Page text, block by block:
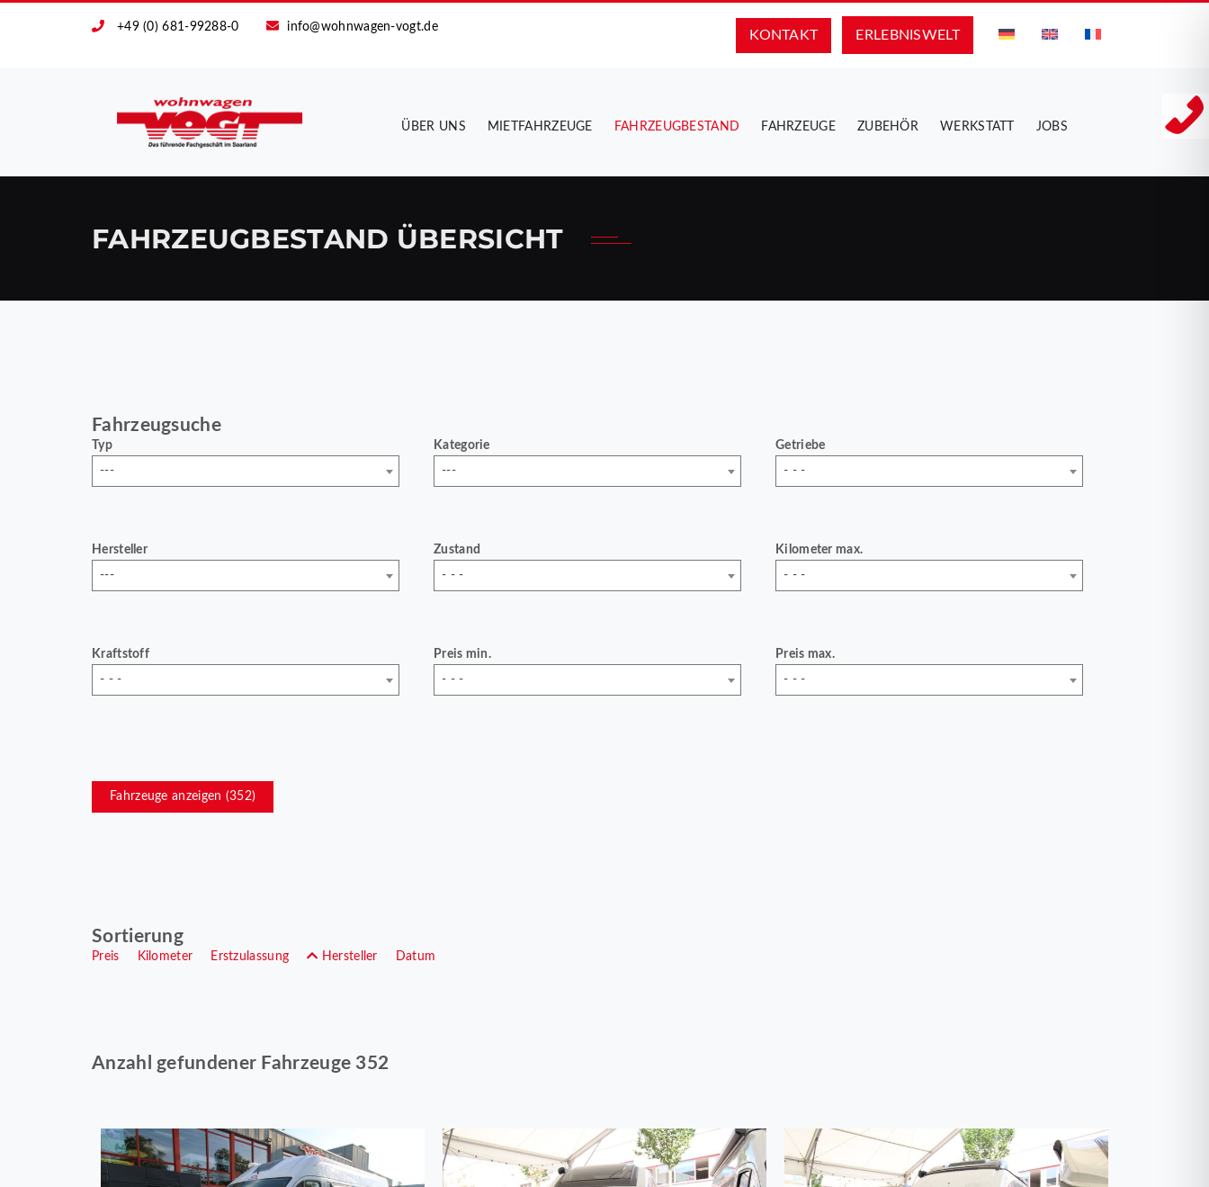
+49 (0) 681-99288-0 info@wohnwagen-vogt.de
ERLEBNIS­WELT
KONTAKT
ÜBER UNS MIETFAHRZEUGE FAHRZEUGBESTAND FAHRZEUGE ZUBEHÖR WERKSTATT JOBS
FAHRZEUGBESTAND ÜBERSICHT
Fahrzeugsuche
Typ
---
Hersteller
---
Kraftstoff
- - -
Kategorie
---
Zustand
- - -
Preis min.
- - -
Getriebe
- - -
Kilometer max.
- - -
Preis max.
- - -
Fahrzeuge anzeigen (352)
Sortierung
Preis Kilometer Erstzulassung Hersteller Datum
Anzahl gefundener Fahrzeuge 352